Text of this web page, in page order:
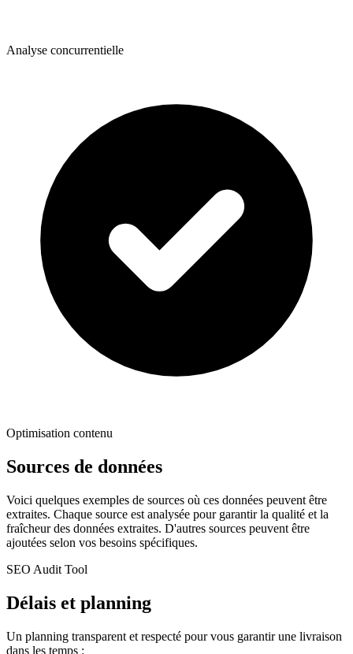
Analyse concurrentielle
Optimisation contenu
Sources de données
Voici quelques exemples de sources où ces données peuvent être
extraites. Chaque source est analysée pour garantir la qualité et la
fraîcheur des données extraites. D'autres sources peuvent être
ajoutées selon vos besoins spécifiques.
SEO Audit Tool
Délais et planning
Un planning transparent et respecté pour vous garantir une livraison
dans les temps :